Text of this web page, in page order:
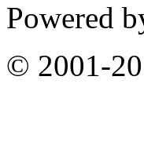
Powered
© 2001-